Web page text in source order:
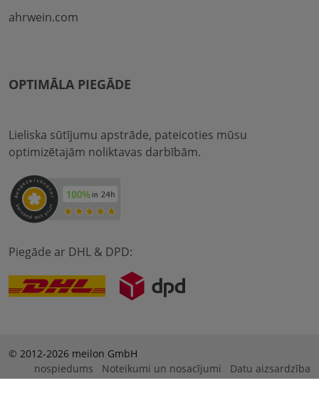
ahrwein.com
OPTIMĀLA PIEGĀDE
Lieliska sūtījumu apstrāde, pateicoties mūsu
optimizētajām noliktavas darbībām.
Piegāde ar DHL & DPD:
© 2012-2026 meilon GmbH
nospiedums
Noteikumi un nosacījumi Datu aizsardzība